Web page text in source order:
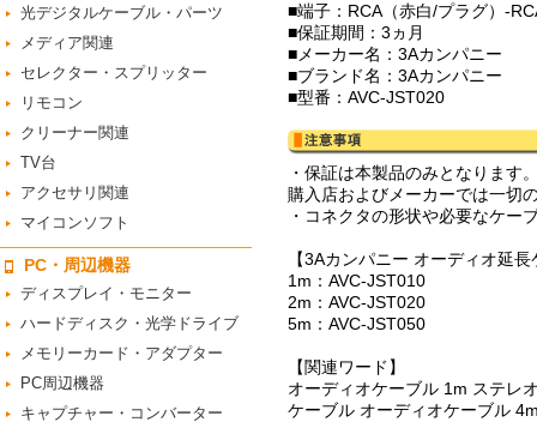
光デジタルケーブル・パーツ
メディア関連
セレクター・スプリッター
リモコン
クリーナー関連
TV台
アクセサリ関連
マイコンソフト
PC・周辺機器
ディスプレイ・モニター
ハードディスク・光学ドライブ
メモリーカード・アダプター
PC周辺機器
キャプチャー・コンバーター
■端子：RCA（赤白/プラグ）-
■保証期間：3ヵ月
■メーカー名：3Aカンパニー
■ブランド名：3Aカンパニー
■型番：AVC-JST020
・保証は本製品のみとなります
購入店およびメーカーでは一切
・コネクタの形状や必要なケー
【3Aカンパニー オーディオ延
1m：AVC-JST010
2m：AVC-JST020
5m：AVC-JST050
【関連ワード】
オーディオケーブル 1m ステレ
ケーブル オーディオケーブル